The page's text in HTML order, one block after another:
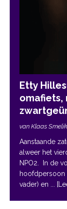
Etty
van Klaas
Aanstaande
alweer het
NPO2. In de
hoofdpersoon
vader) en
...